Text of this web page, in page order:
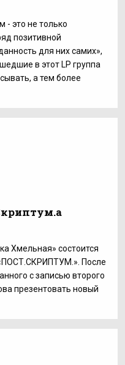
- это не только
позитивной
для них самих»,
в этот LP группа
а тем более
Хмельная» состоится
После
с записью второго
презентовать новый